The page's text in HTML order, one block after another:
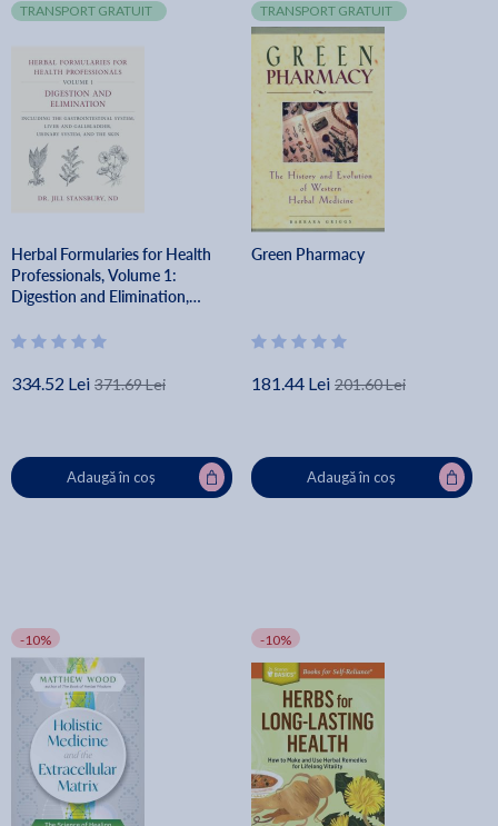
TRANSPORT GRATUIT
Herbal Formularies for Health
Professionals, Volume 1:
Digestion and Elimination,
System, Liver and Gallbladder,
334.52 Lei 371.69 Lei
Adaugă în coș
TRANSPORT GRATUIT
Green Pharmacy
181.44 Lei 201.60 Lei
Adaugă în coș
-10% -10%